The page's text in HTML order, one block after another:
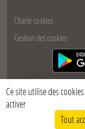
Charte cookies
Gestion des cookies
Envie de participer ?
Ce site utilise des
activer
Tout